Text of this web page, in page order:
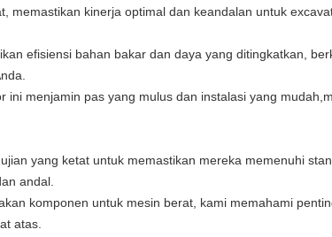
memastikan kinerja optimal dan keandalan untuk
efisiensi bahan bakar dan daya yang ditingkatkan,
menjamin pas yang mulus dan instalasi yang
yang ketat untuk memastikan mereka memenuhi
andal.
komponen untuk mesin berat, kami memahami
atas.